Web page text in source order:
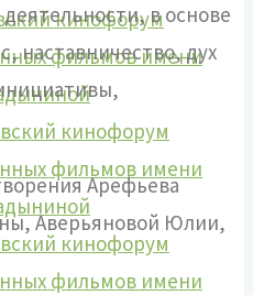
кинофорум
фильмов имени
кинофорум
фильмов имени
кинофорум
фильмов имени
в основе
наставничество, дух
Арефьева
Аверьяновой Юлии,